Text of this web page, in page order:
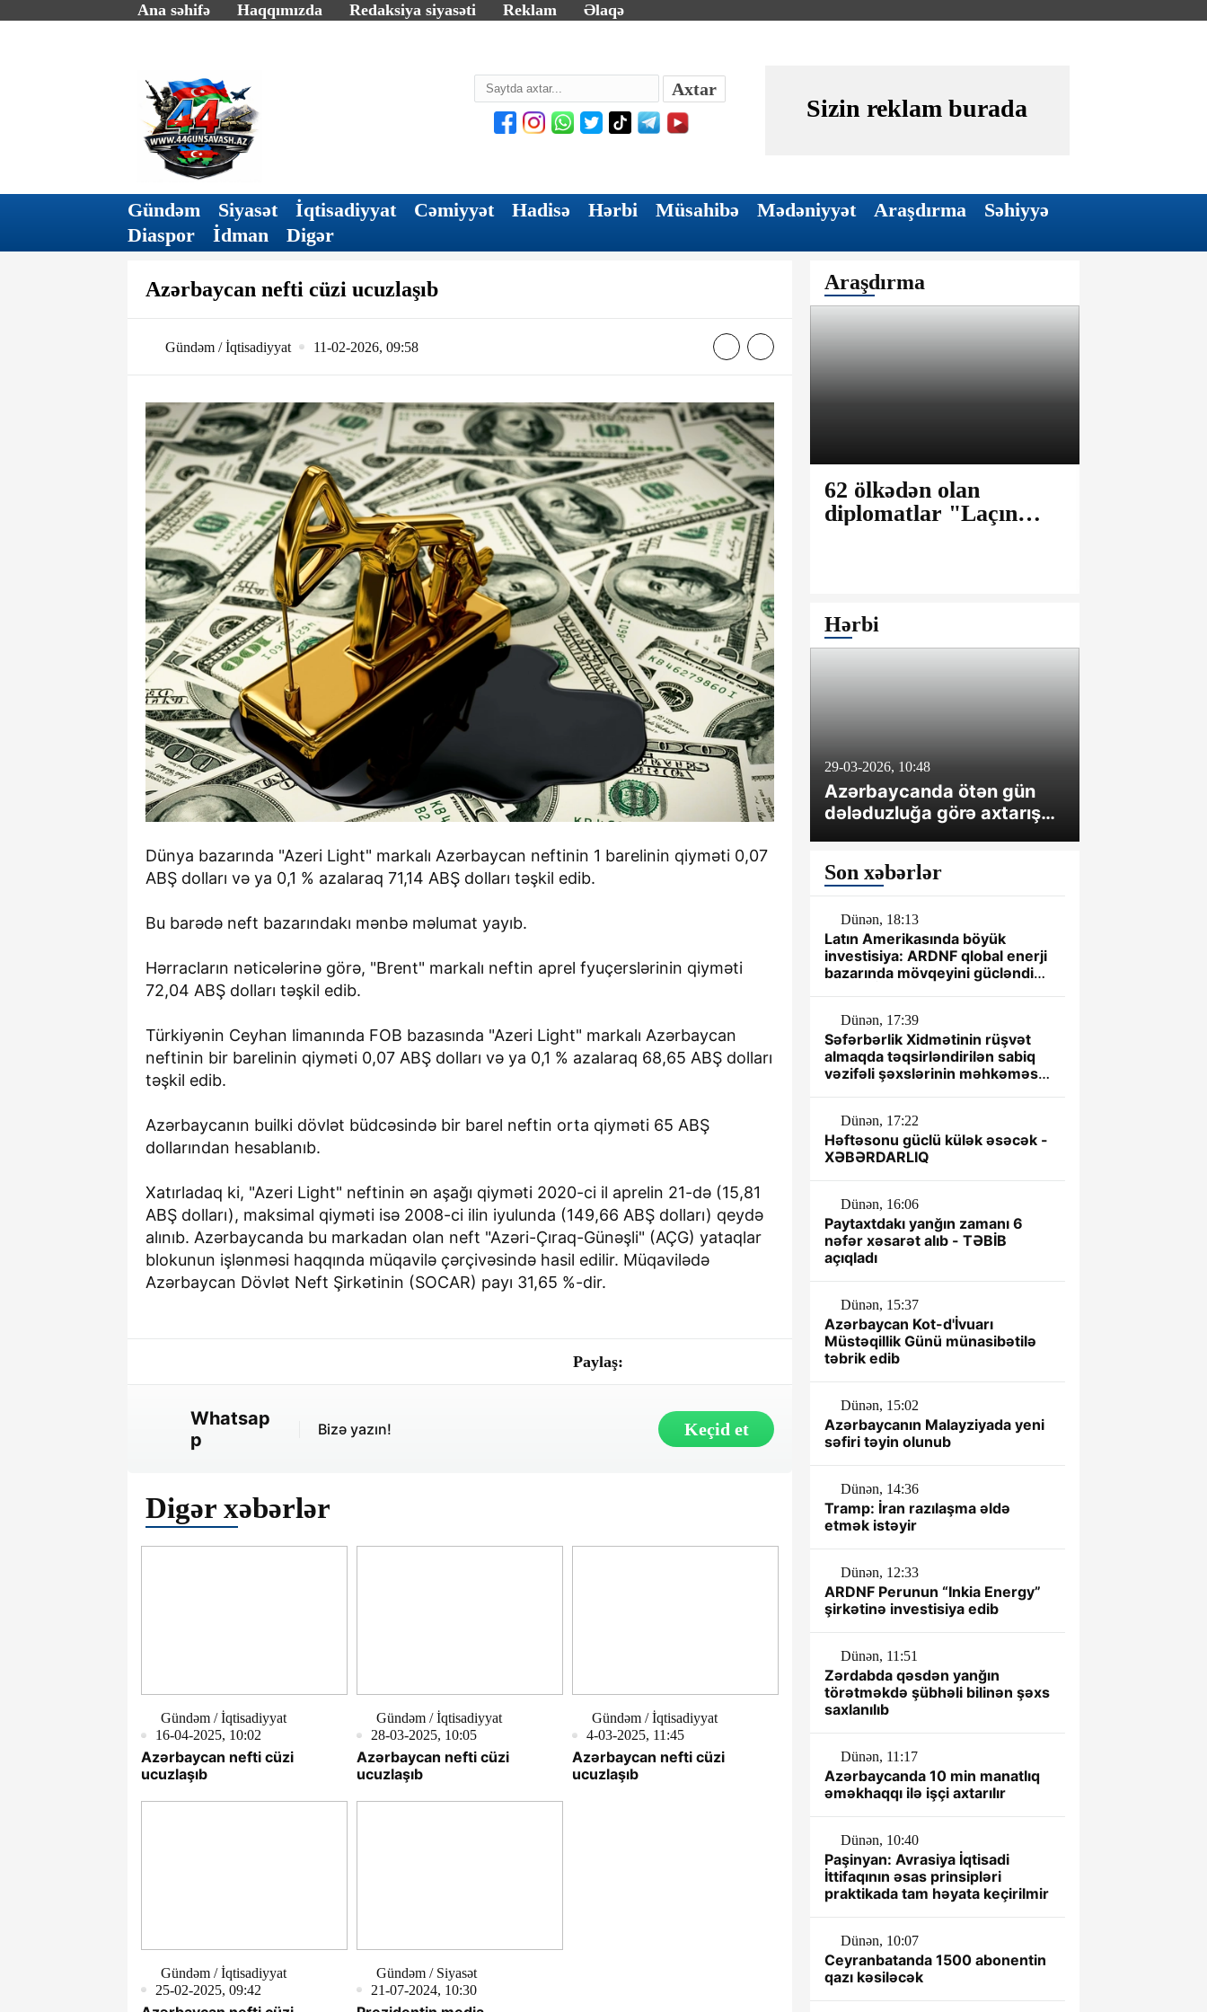
Ana səhifə Haqqımızda Redaksiya siyasəti Reklam Əlaqə
Axtar
Sizin reklam burada
Gündəm Siyasət İqtisadiyyat Cəmiyyət Hadisə Hərbi Müsahibə Mədəniyyət Araşdırma
Səhiyyə
Diaspor
İdman Digər
Azərbaycan nefti cüzi ucuzlaşıb
Gündəm / İqtisadiyyat 11-02-2026, 09:58
Dünya bazarında "Azeri Light" markalı Azərbaycan neftinin 1 barelinin qiyməti 0,07
ABŞ dolları və ya 0,1 % azalaraq 71,14 ABŞ dolları təşkil edib.
Bu barədə neft bazarındakı mənbə məlumat yayıb.
Hərracların nəticələrinə görə, "Brent" markalı neftin aprel fyuçerslərinin qiyməti
72,04 ABŞ dolları təşkil edib.
Türkiyənin Ceyhan limanında FOB bazasında "Azeri Light" markalı Azərbaycan
neftinin bir barelinin qiyməti 0,07 ABŞ dolları və ya 0,1 % azalaraq 68,65 ABŞ dolları
təşkil edib.
Azərbaycanın builki dövlət büdcəsində bir barel neftin orta qiyməti 65 ABŞ
dollarından hesablanıb.
Xatırladaq ki, "Azeri Light" neftinin ən aşağı qiyməti 2020-ci il aprelin 21-də (15,81
ABŞ dolları), maksimal qiyməti isə 2008-ci ilin iyulunda (149,66 ABŞ dolları) qeydə
alınıb. Azərbaycanda bu markadan olan neft "Azəri-Çıraq-Günəşli" (AÇG) yataqlar
blokunun işlənməsi haqqında müqavilə çərçivəsində hasil edilir. Müqavilədə
Azərbaycan Dövlət Neft Şirkətinin (SOCAR) payı 31,65 %-dir.
Paylaş:
Whatsap
p
Bizə yazın! Keçid et
Digər xəbərlər
Gündəm / İqtisadiyyat
16-04-2025, 10:02
Azərbaycan nefti cüzi
ucuzlaşıb
Gündəm / İqtisadiyyat
28-03-2025, 10:05
Azərbaycan nefti cüzi
ucuzlaşıb
Gündəm / İqtisadiyyat
4-03-2025, 11:45
Azərbaycan nefti cüzi
ucuzlaşıb
Gündəm / İqtisadiyyat
25-02-2025, 09:42
Gündəm / Siyasət
21-07-2024, 10:30
Araşdırma
62 ölkədən olan
diplomatlar "Laçın
Hərbi
29-03-2026, 10:48
Azərbaycanda ötən gün
dələduzluğa görə axtarışda
Son xəbərlər
Dünən, 18:13
Latın Amerikasında böyük
investisiya: ARDNF qlobal enerji
bazarında mövqeyini gücləndirir
Dünən, 17:39
Səfərbərlik Xidmətinin rüşvət
almaqda təqsirləndirilən sabiq
vəzifəli şəxslərinin məhkəməsi
Dünən, 17:22
Həftəsonu güclü külək əsəcək -
XƏBƏRDARLIQ
Dünən, 16:06
Paytaxtdakı yanğın zamanı 6
nəfər xəsarət alıb - TƏBİB
açıqladı
Dünən, 15:37
Azərbaycan Kot-d'İvuarı
Müstəqillik Günü münasibətilə
təbrik edib
Dünən, 15:02
Azərbaycanın Malayziyada yeni
səfiri təyin olunub
Dünən, 14:36
Tramp: İran razılaşma əldə
etmək istəyir
Dünən, 12:33
ARDNF Perunun “Inkia Energy”
şirkətinə investisiya edib
Dünən, 11:51
Zərdabda qəsdən yanğın
törətməkdə şübhəli bilinən şəxs
saxlanılıb
Dünən, 11:17
Azərbaycanda 10 min manatlıq
əməkhaqqı ilə işçi axtarılır
Dünən, 10:40
Paşinyan: Avrasiya İqtisadi
İttifaqının əsas prinsipləri
praktikada tam həyata keçirilmir
Dünən, 10:07
Ceyranbatanda 1500 abonentin
qazı kəsiləcək